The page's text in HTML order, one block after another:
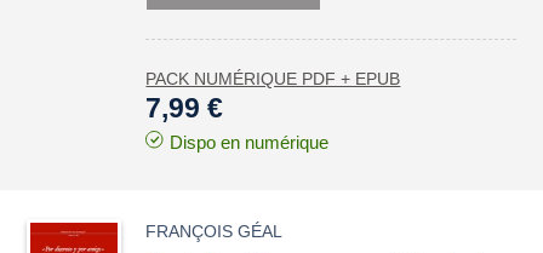
PACK NUMÉRIQUE PDF + EPUB
7,99 €
Dispo en numérique
FRANÇOIS GÉAL